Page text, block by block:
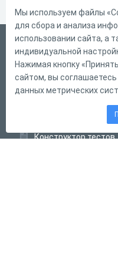
Русский
Справка
Форма обратной
Конструктор тестов
Мы используем файлы
для сбора и анализа
использовании сайта, а
индивидуальной
Нажимая кнопку
сайтом, вы
данных метрических